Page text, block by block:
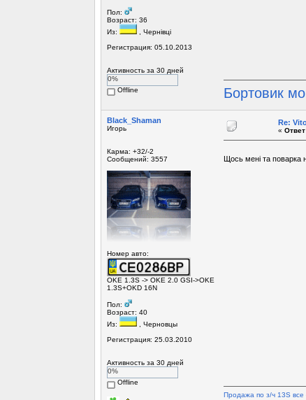
Пол:
Возраст: 36
Из:
, Чернівці
Регистрация: 05.10.2013
Активность за 30 дней
0%
Offline
Бортовик
Black_Shaman
Игорь
Карма: +32/-2
Сообщений: 3557
Номер авто:
OKE 1.3S -> OKE 2.0 GSI->OKE
1.3S+OKD 16N
Пол:
Возраст: 40
Из:
, Черновцы
Регистрация: 25.03.2010
Активность за 30 дней
0%
Offline
Re:
«
Щось мені та поварка
Продажа по з/ч 13S все